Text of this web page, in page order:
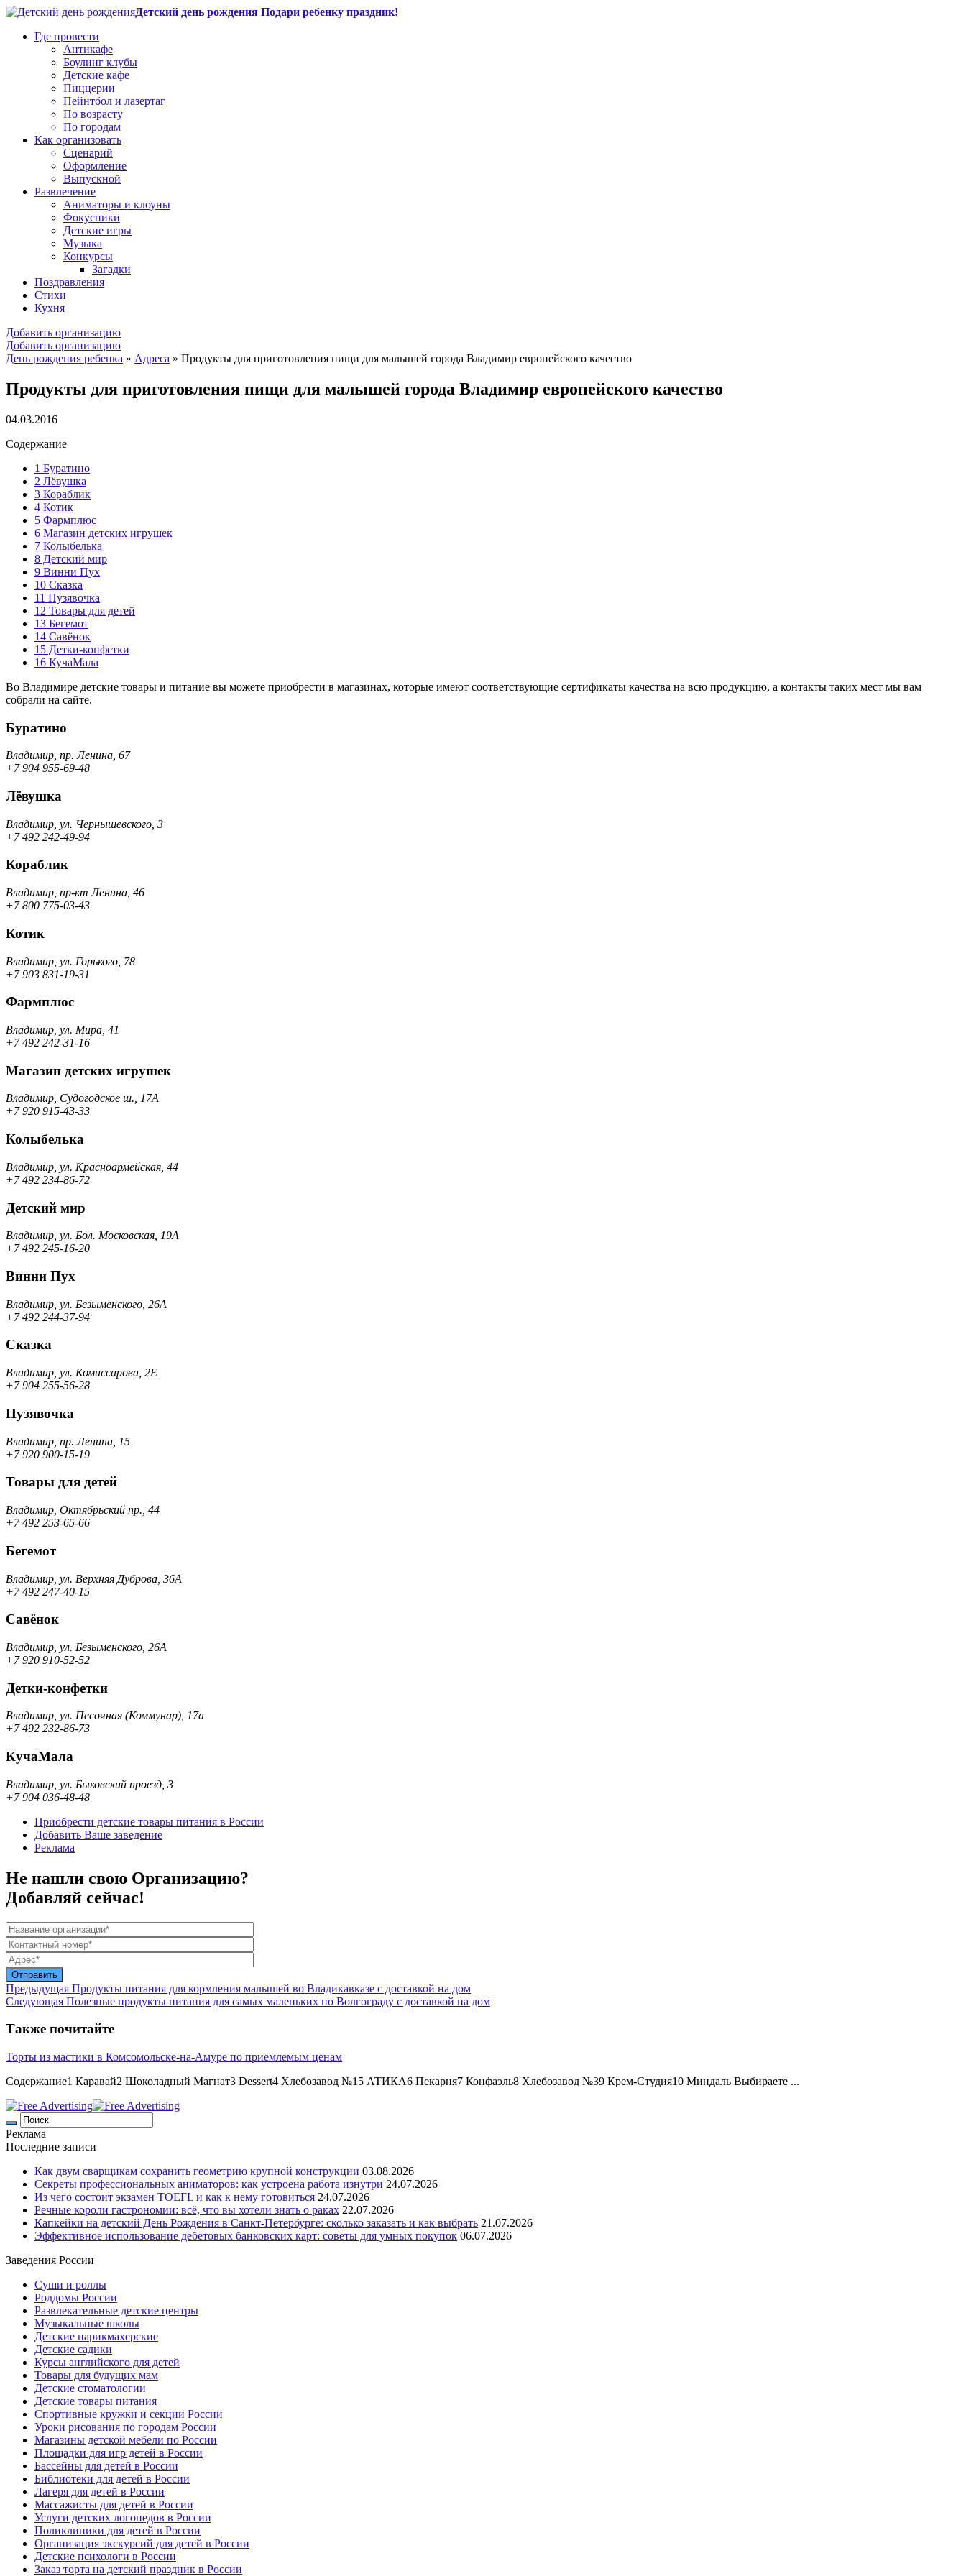
Детский день рождения Подари ребенку праздник!
Где провести
Антикафе
Боулинг клубы
Детские кафе
Пиццерии
Пейнтбол и лазертаг
По возрасту
По городам
Как организовать
Сценарий
Оформление
Выпускной
Развлечение
Аниматоры и клоуны
Фокусники
Детские игры
Музыка
Конкурсы
Загадки
Поздравления
Стихи
Кухня
Добавить организацию
Добавить организацию
День рождения ребенка » Адреса » Продукты для приготовления пищи для малышей города Владимир европейского качество
Продукты для приготовления пищи для малышей города Владимир европейского качество
04.03.2016
Содержание
1 Буратино
2 Лёвушка
3 Кораблик
4 Котик
5 Фармплюс
6 Магазин детских игрушек
7 Колыбелька
8 Детский мир
9 Винни Пух
10 Сказка
11 Пузявочка
12 Товары для детей
13 Бегемот
14 Савёнок
15 Детки-конфетки
16 КучаМала
Во Владимире детские товары и питание вы можете приобрести в магазинах, которые имеют соответствующие сертификаты качества на всю продукцию, а контакты таких мест мы вам
собрали на сайте.
Буратино
Владимир, пр. Ленина, 67
+7 904 955-69-48
Лёвушка
Владимир, ул. Чернышевского, 3
+7 492 242-49-94
Кораблик
Владимир, пр-кт Ленина, 46
+7 800 775-03-43
Котик
Владимир, ул. Горького, 78
+7 903 831-19-31
Фармплюс
Владимир, ул. Мира, 41
+7 492 242-31-16
Магазин детских игрушек
Владимир, Судогодское ш., 17A
+7 920 915-43-33
Колыбелька
Владимир, ул. Красноармейская, 44
+7 492 234-86-72
Детский мир
Владимир, ул. Бол. Московская, 19А
+7 492 245-16-20
Винни Пух
Владимир, ул. Безыменского, 26А
+7 492 244-37-94
Сказка
Владимир, ул. Комиссарова, 2Е
+7 904 255-56-28
Пузявочка
Владимир, пр. Ленина, 15
+7 920 900-15-19
Товары для детей
Владимир, Октябрьский пр., 44
+7 492 253-65-66
Бегемот
Владимир, ул. Верхняя Дуброва, 36А
+7 492 247-40-15
Савёнок
Владимир, ул. Безыменского, 26А
+7 920 910-52-52
Детки-конфетки
Владимир, ул. Песочная (Коммунар), 17а
+7 492 232-86-73
КучаМала
Владимир, ул. Быковский проезд, 3
+7 904 036-48-48
Приобрести детские товары питания в России
Добавить Ваше заведение
Реклама
Не нашли свою Организацию?
Добавляй сейчас!
Предыдущая Продукты питания для кормления малышей во Владикавказе с доставкой на дом
Следующая Полезные продукты питания для самых маленьких по Волгограду с доставкой на дом
Также почитайте
Торты из мастики в Комсомольске-на-Амуре по приемлемым ценам
Содержание1 Каравай2 Шоколадный Магнат3 Dessert4 Хлебозавод №15 АТИКА6 Пекарня7 Конфаэль8 Хлебозавод №39 Крем-Студия10 Миндаль Выбираете ...
Реклама
Последние записи
Как двум сварщикам сохранить геометрию крупной конструкции 03.08.2026
Секреты профессиональных аниматоров: как устроена работа изнутри 24.07.2026
Из чего состоит экзамен TOEFL и как к нему готовиться 24.07.2026
Речные короли гастрономии: всё, что вы хотели знать о раках 22.07.2026
Капкейки на детский День Рождения в Санкт-Петербурге: сколько заказать и как выбрать 21.07.2026
Эффективное использование дебетовых банковских карт: советы для умных покупок 06.07.2026
Заведения России
Суши и роллы
Роддомы России
Развлекательные детские центры
Музыкальные школы
Детские парикмахерские
Детские садики
Курсы английского для детей
Товары для будущих мам
Детские стоматологии
Детские товары питания
Спортивные кружки и секции России
Уроки рисования по городам России
Магазины детской мебели по России
Площадки для игр детей в России
Бассейны для детей в России
Библиотеки для детей в России
Лагеря для детей в России
Массажисты для детей в России
Услуги детских логопедов в России
Поликлиники для детей в России
Организация экскурсий для детей в России
Детские психологи в России
Заказ торта на детский праздник в России